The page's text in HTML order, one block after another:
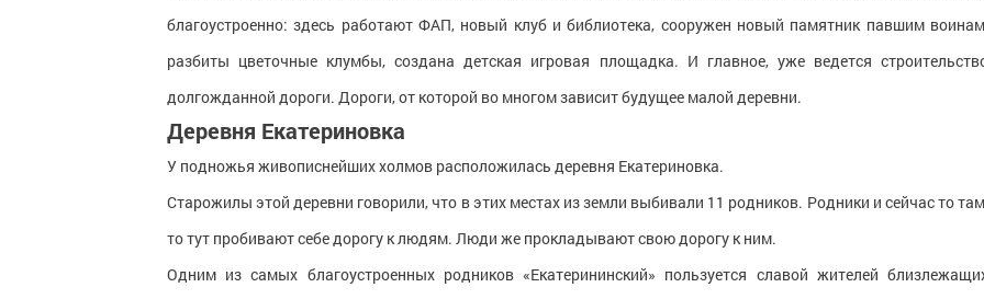
благоустроенно: здесь работают ФАП, новый клуб и библиотека, сооружен новый памятник павшим
разбиты цветочные клумбы, создана детская игровая площадка. И главное, уже ведется
долгожданной дороги. Дороги, от которой во многом зависит будущее малой деревни.
Деревня Екатериновка
У подножья живописнейших холмов расположилась деревня Екатериновка.
Старожилы этой деревни говорили, что в этих местах из земли выбивали 11 родников. Родники и сейчас то
то тут пробивают себе дорогу к людям. Люди же прокладывают свою дорогу к ним.
Одним из самых благоустроенных родников «Екатерининский» пользуется славой жителей